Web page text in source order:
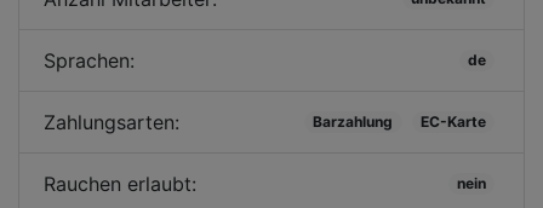
Sprachen: de
Zahlungsarten: Barzahlung EC-Karte
Rauchen erlaubt: nein